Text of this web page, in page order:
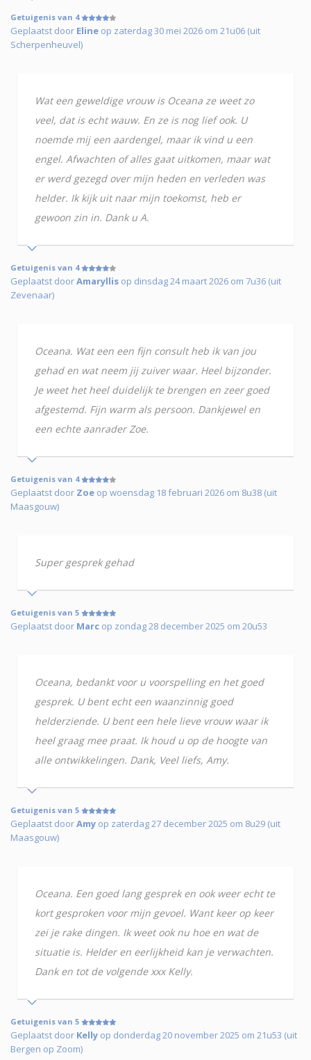
Getuigenis van 4
Geplaatst door Eline op zaterdag 30 mei 2026 om 21u06 (uit
Scherpenheuvel)
Wat een geweldige vrouw is Oceana ze weet zo
veel, dat is echt wauw. En ze is nog lief ook. U
noemde mij een aardengel, maar ik vind u een
engel. Afwachten of alles gaat uitkomen, maar wat
er werd gezegd over mijn heden en verleden was
helder. Ik kijk uit naar mijn toekomst, heb er
gewoon zin in. Dank u A.
Getuigenis van 4
Geplaatst doorAmaryllis op dinsdag 24 maart 2026 om 7u36 (uit
Zevenaar)
Oceana. Wat een een fijn consult heb ik van jou
gehad en wat neem jij zuiver waar. Heel bijzonder.
Je weet het heel duidelijk te brengen en zeer goed
afgestemd. Fijn warm als persoon. Dankjewel en
een echte aanrader Zoe.
Getuigenis van 4
Geplaatst door Zoe op woensdag 18 februari 2026 om 8u38 (uit
Maasgouw)
Super gesprek gehad
Getuigenis van 5
Geplaatst door Marc op zondag 28 december 2025 om 20u53
Oceana, bedankt voor u voorspelling en het goed
gesprek. U bent echt een waanzinnig goed
helderziende. U bent een hele lieve vrouw waar ik
heel graag mee praat. Ik houd u op de hoogte van
alle ontwikkelingen. Dank, Veel liefs, Amy.
Getuigenis van 5
Geplaatst doorAmy op zaterdag 27 december 2025 om 8u29 (uit
Maasgouw)
Oceana. Een goed lang gesprek en ook weer echt te
kort gesproken voor mijn gevoel. Want keer op keer
zei je rake dingen. Ik weet ook nu hoe en wat de
situatie is. Helder en eerlijkheid kan je verwachten.
Dank en tot de volgende xxx Kelly.
Getuigenis van 5
Geplaatst door Kelly op donderdag 20 november 2025 om 21u53 (uit
Bergen op Zoom)